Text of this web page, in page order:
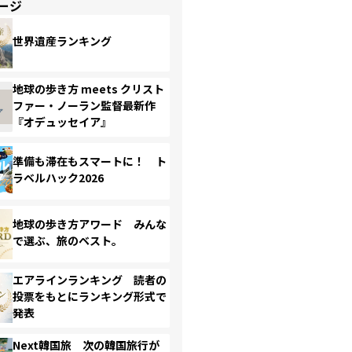
ジ
世界遺産ランキング
地球の歩き方 meets クリスト
ファー・ノーラン監督最新作
『オデュッセイア』
準備も滞在もスマートに！ ト
ラベルハック2026
地球の歩き方アワード みんな
で選ぶ、旅のベスト。
エアラインランキング 読者の
投票をもとにランキング形式で
発表
Next韓国旅 次の韓国旅行が